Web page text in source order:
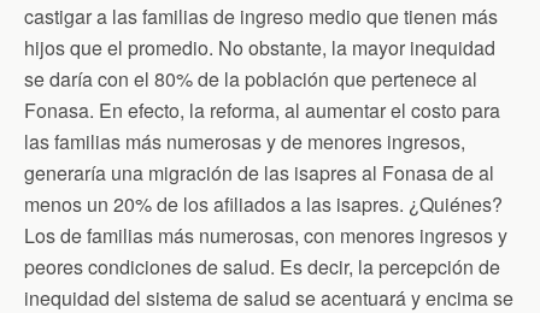
castigar a las familias de ingreso medio que tienen más
hijos que el promedio. No obstante, la mayor inequidad
se daría con el 80% de la población que pertenece al
Fonasa. En efecto, la reforma, al aumentar el costo para
las familias más numerosas y de menores ingresos,
generaría una migración de las isapres al Fonasa de al
menos un 20% de los afiliados a las isapres. ¿Quiénes?
Los de familias más numerosas, con menores ingresos y
peores condiciones de salud. Es decir, la percepción de
inequidad del sistema de salud se acentuará y encima se